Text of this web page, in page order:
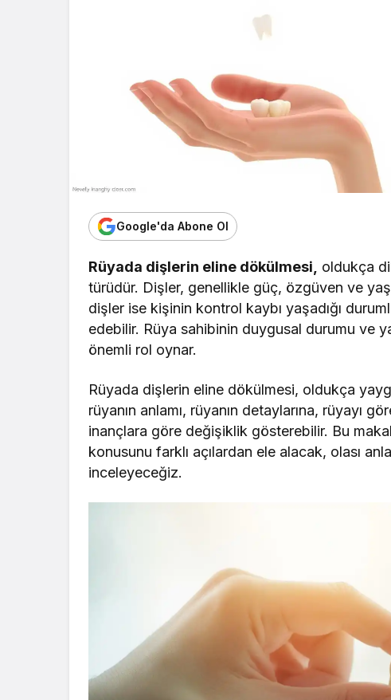
Google'da Abone Ol
Rüyada dişlerin eline dökülmesi,
oldukça
türüdür. Dişler, genellikle güç, özgüven ve
dişler ise kişinin kontrol kaybı yaşadığı
edebilir. Rüya sahibinin duygusal durumu ve
önemli rol oynar.
Rüyada dişlerin eline dökülmesi, oldukça
rüyanın anlamı, rüyanın detaylarına, rüyayı
inançlara göre değişiklik gösterebilir. Bu
konusunu farklı açılardan ele alacak, olası
inceleyeceğiz.